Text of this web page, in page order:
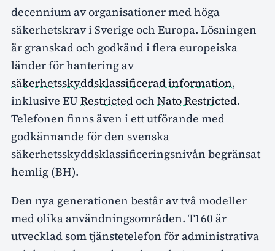
decennium av organisationer med höga
säkerhetskrav i Sverige och Europa. Lösningen
är granskad och godkänd i flera europeiska
länder för hantering av
säkerhetsskyddsklassificerad information,
inklusive EURestrictedoch Nato Restricted.
Telefonen finns även i ett utförande med
godkännande för den svenska
säkerhetsskyddsklassificeringsnivån begränsat
hemlig (BH).
Den nya generationen består av två modeller
med olika användningsområden. T160 är
utvecklad som tjänstetelefon för administrativa